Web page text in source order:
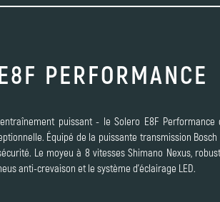
PERFORMANCE
puissant - le Solero E8F
Équipé de la puissante transmission
Le moyeu à 8 vitesses Shimano Nexus,
anti-crevaison et le système d'éclairage LED.